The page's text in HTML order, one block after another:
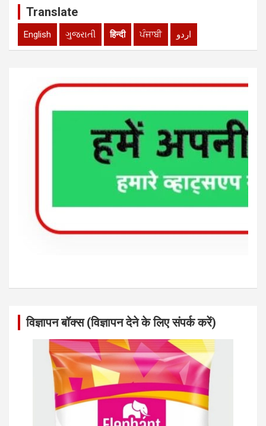
Translate
English ગુજરાતી हिन्दी ਪੰਜਾਬੀ اردو
विज्ञापन बॉक्स (विज्ञापन देने के लिए संपर्क करें)